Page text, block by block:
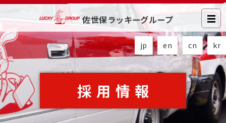
jp en cn kr
佐世保ラッキーグループ
採用情報